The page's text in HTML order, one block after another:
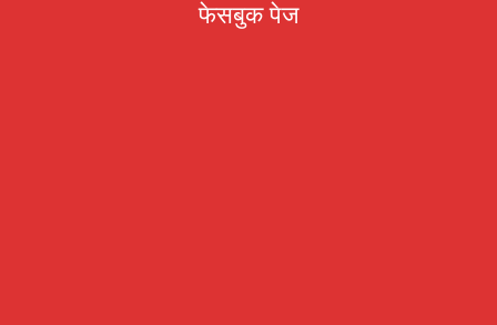
फेसबुक पेज